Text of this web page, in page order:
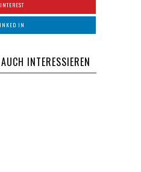
IN
INTERESSIEREN